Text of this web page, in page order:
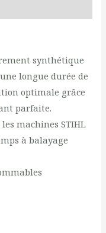
synthétique
longue durée de
optimale grâce
parfaite.
machines STIHL
à balayage